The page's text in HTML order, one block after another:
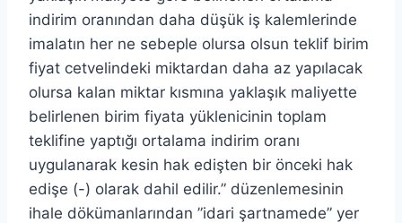
indirim oranından daha düşük iş kalemlerinde
imalatın her ne sebeple olursa olsun teklif birim
fiyat cetvelindeki miktardan daha az yapılacak
olursa kalan miktar kısmına yaklaşık maliyette
belirlenen birim fiyata yüklenicinin toplam
teklifine yaptığı ortalama indirim oranı
uygulanarak kesin hak edişten bir önceki hak
edişe (-) olarak dahil edilir.” düzenlemesinin
ihale dökümanlarından ”idari şartnamede” yer